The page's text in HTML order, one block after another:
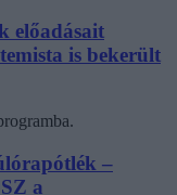
előadásait
is bekerült
–
a